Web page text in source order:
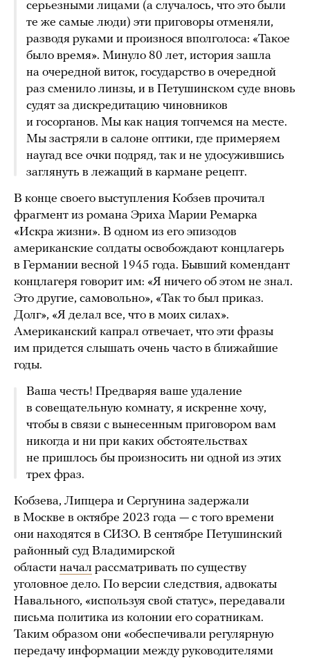
серьезными лицами (а случалось, что это были
те же самые люди) эти приговоры отменяли,
разводя руками и произнося вполголоса: «Такое
было время». Минуло 80 лет, история зашла
на очередной виток, государство в очередной
раз сменило линзы, и в Петушинском суде вновь
судят за дискредитацию чиновников
и госорганов. Мы как нация топчемся на месте.
Мы застряли в салоне оптики, где примеряем
наугад все очки подряд, так и не удосужившись
заглянуть в лежащий в кармане рецепт.
В конце своего выступления Кобзев прочитал
фрагмент из романа Эриха Марии Ремарка
«Искра жизни». В одном из его эпизодов
американские солдаты освобождают концлагерь
в Германии весной 1945 года. Бывший комендант
концлагеря говорит им: «Я ничего об этом не знал.
Это другие, самовольно», «Так то был приказ.
Долг», «Я делал все, что в моих силах».
Американский капрал отвечает, что эти фразы
им придется слышать очень часто в ближайшие
годы.
Ваша честь! Предваряя ваше удаление
в совещательную комнату, я искренне хочу,
чтобы в связи с вынесенным приговором вам
никогда и ни при каких обстоятельствах
не пришлось бы произносить ни одной из этих
трех фраз.
Кобзева, Липцера и Сергунина задержали
в Москве в октябре 2023 года — с того времени
они находятся в СИЗО. В сентябре Петушинский
районный суд Владимирской
области начал рассматривать по существу
уголовное дело. По версии следствия, адвокаты
Навального, «используя свой статус», передавали
письма политика из колонии его соратникам.
Таким образом они «обеспечивали регулярную
передачу информации между руководителями